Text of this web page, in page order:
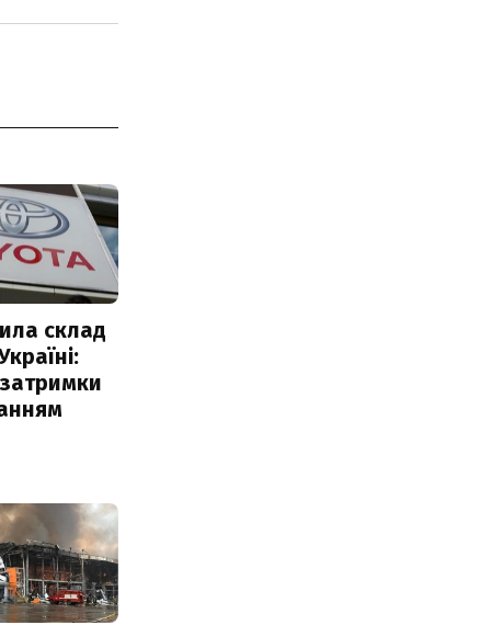
склад